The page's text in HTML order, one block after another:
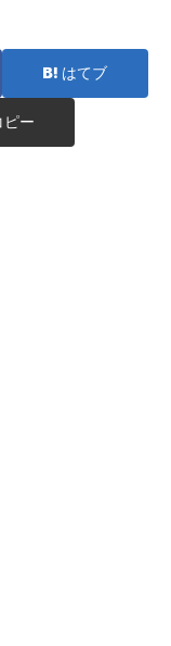
はてブ
ピー